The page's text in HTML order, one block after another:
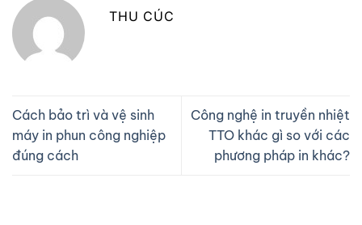
THU CÚC
Cách bảo trì và vệ sinh
máy in phun công nghiệp
đúng cách
Công nghệ in truyền nhiệt
TTO khác gì so với các
phương pháp in khác?